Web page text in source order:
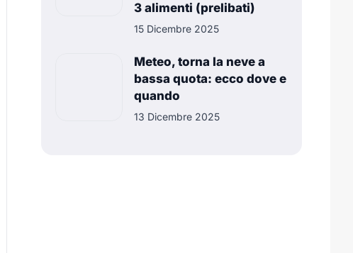
3 alimenti (prelibati)
15 Dicembre 2025
Meteo, torna la neve a
bassa quota: ecco dove e
quando
13 Dicembre 2025